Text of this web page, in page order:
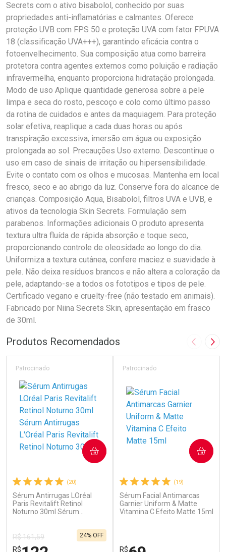
Secrets com o ativo bisabolol, conhecido por suas
propriedades anti-inflamatórias e calmantes. Oferece
proteção UVB com FPS 50 e proteção UVA com fator FPUVA
18 (classificação UVA+++), garantindo eficácia contra o
fotoenvelhecimento. Sua composição atua como barreira
protetora contra agentes externos como poluição e radiação
infravermelha, enquanto proporciona hidratação prolongada.
Modo de uso Aplique quantidade generosa sobre a pele
limpa e seca do rosto, pescoço e colo como último passo
da rotina de cuidados e antes da maquiagem. Para proteção
solar efetiva, reaplique a cada duas horas ou após
transpiração excessiva, imersão em água ou exposição
prolongada ao sol. Precauções Uso externo. Descontinue o
uso em caso de sinais de irritação ou hipersensibilidade.
Evite o contato com os olhos e mucosas. Mantenha em local
fresco, seco e ao abrigo da luz. Conserve fora do alcance de
crianças. Composição Aqua, Bisabolol, filtros UVA e UVB, e
ativos da tecnologia Skin Secrets. Formulação sem
parabenos. Informações adicionais O produto apresenta
textura ultra fluída de rápida absorção e toque seco,
proporcionando controle de oleosidade ao longo do dia.
Uniformiza a textura cutânea, confere maciez e suavidade à
pele. Não deixa resíduos brancos e não altera a coloração da
pele, adaptando-se a todos os fototipos e tipos de pele.
Certificado vegano e cruelty-free (não testado em animais).
Fabricado por Niina Secrets Skin, apresentação em frasco
de 30ml.
Produtos Recomendados Imagem
(20)
Sérum Antirrugas LOréal
Paris Revitalift Retinol
Noturno 30ml Sérum
Revitalift Retinol Noturno
30ml
Patrocinado
R$ 161,59
R$
24% OFF
COMPRAR
(19)
Sérum Facial Antimarcas
Garnier Uniform & Matte
Vitamina C Efeito Matte 15ml
Patrocinado
R$
COMPRAR